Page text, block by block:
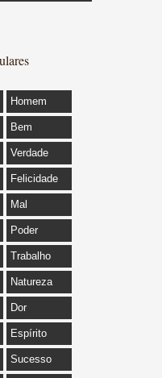
Homem
Bem
Verdade
Felicidade
Mal
Poder
Trabalho
Natureza
Dor
Espírito
Sucesso